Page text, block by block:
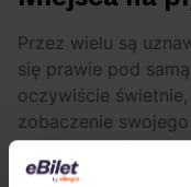
Przez wielu są
się prawie pod
oczywiście
zobaczenie
problem.Jeśli
minut później niż